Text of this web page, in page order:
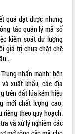
quả đạt được nhưng
tác quản lý mã số
kiểm soát dư lượng
giá trị chưa chặt chẽ
nhấn mạnh: bên
xuất khẩu, các địa
trên đất lúa kém hiệu
mới chất lượng cao;
riêng theo quy hoạch.
và xử lý nghiêm các